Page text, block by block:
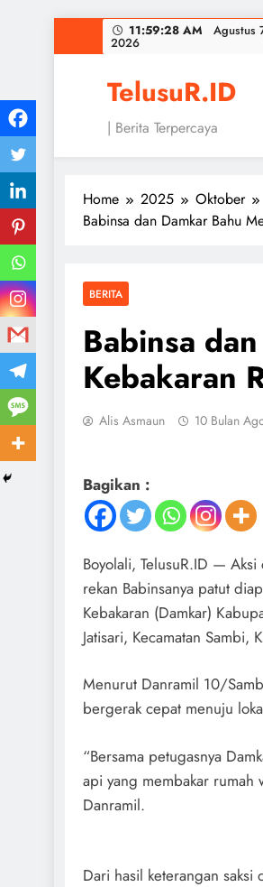
to
11:59:29 AM Agustus
2026
TelusuR.ID
| Berita Terpercaya
Home 2025
Oktober
Babinsa dan Damkar Bahu
BERITA
Babinsa
Kebakaran
Alis Asmaun 10 Bulan
Bagikan :
Boyolali, TelusuR.ID —
rekan Babinsanya patut
Kebakaran (Damkar)
Jatisari, Kecamatan
Menurut Danramil 10/
bergerak cepat menuju
“Bersama petugasnya
api yang membakar
Danramil.
Dari hasil keterangan